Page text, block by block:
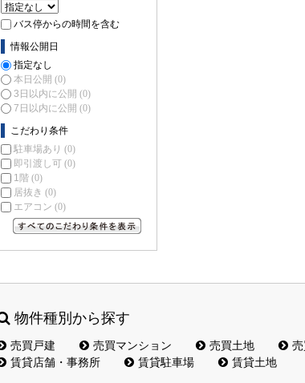
バス停からの時間を含む
情報公開日
指定なし
本日公開 (0)
3日以内に公開 (0)
7日以内に公開 (0)
こだわり条件
駐車場あり (0)
即引渡し可 (0)
1階 (0)
居抜き (0)
エアコン (0)
物件種別から探す
売買戸建 売買マンション 売買土地
賃貸店舗・事務所
賃貸駐車場 賃貸土地